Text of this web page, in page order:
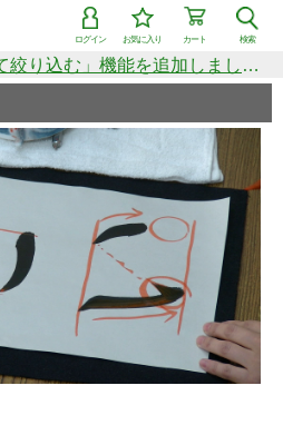
検索
カート
お気に入り
ログイン
検索で「条件を追加して絞り込む」機能を追加しました！